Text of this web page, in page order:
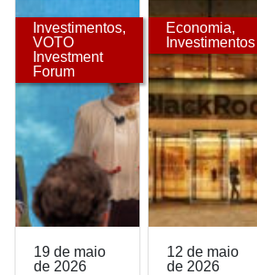
Investimentos,
VOTO
Investment
Forum
19 de maio
de 2026
Economia,
Investimentos
12 de maio
de 2026